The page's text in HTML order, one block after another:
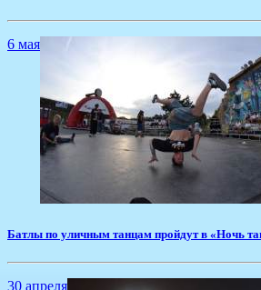
6 мая
Б​атлы по уличным танцам пройдут в «Ночь
30 апреля